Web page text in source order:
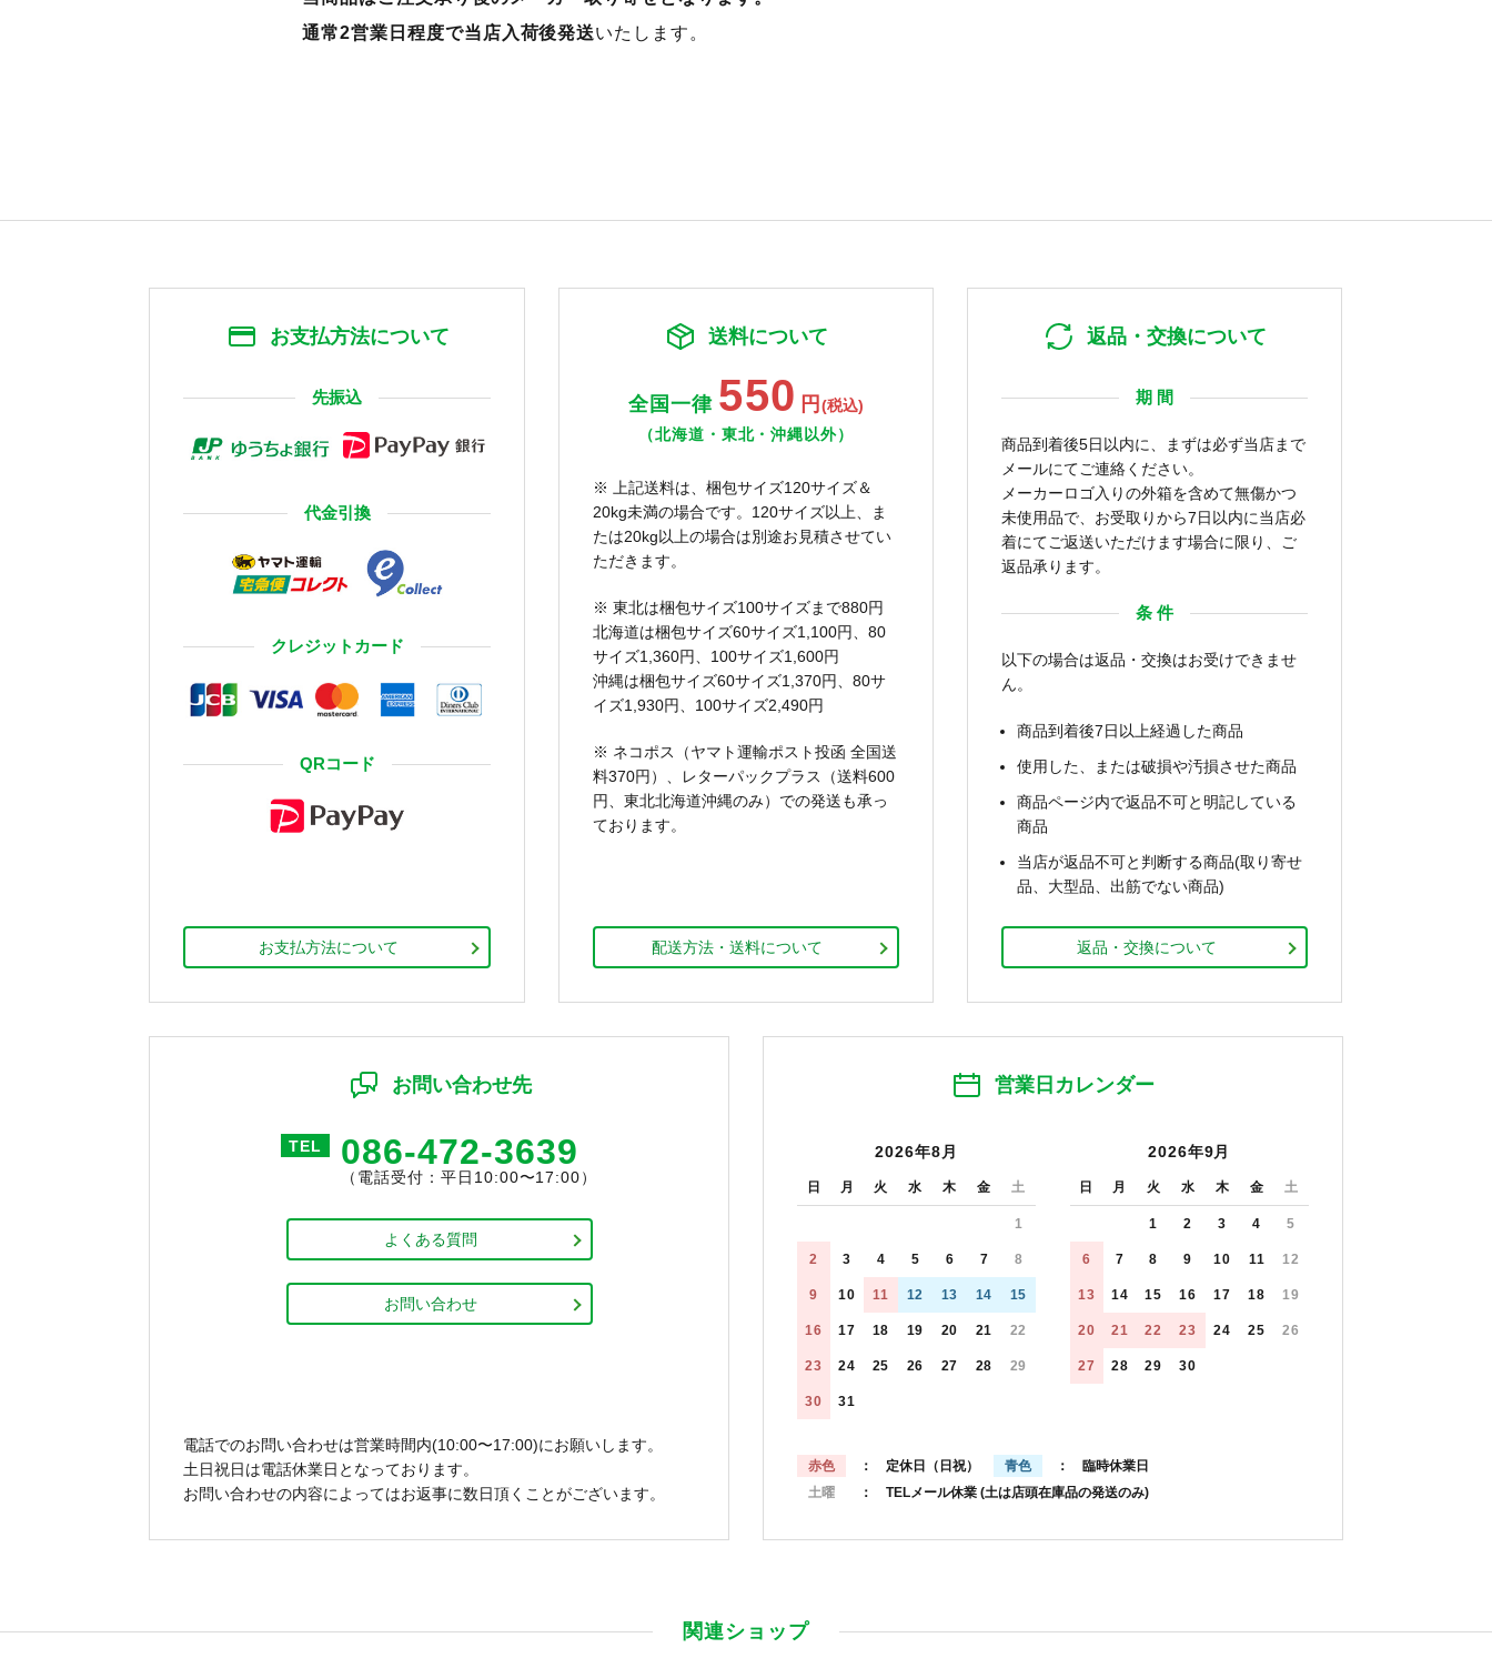
通常2営業日程度で当店入荷後発送いたします。
お支払方法について
先振込
代金引換
クレジットカード
QRコード
お支払方法について
送料について
全国一律 550 円 (税込)
（北海道・東北・沖縄以外）
※ 上記送料は、梱包サイズ120サイズ＆
20kg未満の場合です。120サイズ以上、ま
たは20kg以上の場合は別途お見積させてい
ただきます。
※ 東北は梱包サイズ100サイズまで880円
北海道は梱包サイズ60サイズ1,100円、80
サイズ1,360円、100サイズ1,600円
沖縄は梱包サイズ60サイズ1,370円、80サ
イズ1,930円、100サイズ2,490円
※ ネコポス（ヤマト運輸ポスト投函 全国送
料370円）、レターパックプラス（送料600
円、東北北海道沖縄のみ）での発送も承っ
ております。
配送方法・送料について
返品・交換について
期 間
商品到着後5日以内に、まずは必ず当店まで
メールにてご連絡ください。
メーカーロゴ入りの外箱を含めて無傷かつ
未使用品で、お受取りから7日以内に当店必
着にてご返送いただけます場合に限り、ご
返品承ります。
条 件
以下の場合は返品・交換はお受けできませ
ん。
商品到着後7日以上経過した商品
使用した、または破損や汚損させた商品
商品ページ内で返品不可と明記している
商品
当店が返品不可と判断する商品(取り寄せ
品、大型品、出筋でない商品)
返品・交換について
お問い合わせ先
TEL 086-472-3639
（電話受付：平日10:00〜17:00）
よくある質問
お問い合わせ
電話でのお問い合わせは営業時間内(10:00〜17:00)にお願いします。
土日祝日は電話休業日となっております。
お問い合わせの内容によってはお返事に数日頂くことがございます。
営業日カレンダー
2026年8月
日 月 火 水 木 金 土
1
2 3 4 5 6 7 8
9 10 11 12 13 14 15
16 17 18 19 20 21 22
23 24 25 26 27 28 29
30 31
2026年9月
日 月 火 水 木 金 土
1 2 3 4 5
6 7 8 9 10 11 12
13 14 15 16 17 18 19
20 21 22 23 24 25 26
27 28 29 30
赤色 ： 定休日（日祝） 青色
： 臨時休業日
土曜
： TELメール休業 (土は店頭在庫品の発送のみ)
関連ショップ